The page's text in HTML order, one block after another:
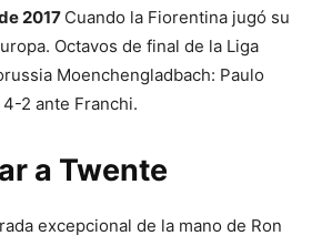
2017 Cuando la Fiorentina jugó su
Octavos de final de la Liga
Moenchengladbach: Paulo
2 ante Franchi.
a Twente
excepcional de la mano de Ron